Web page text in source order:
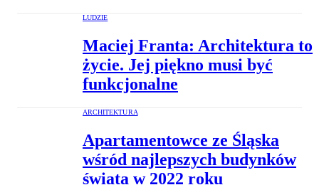
LUDZIE
Maciej Franta: Architektura to
życie. Jej piękno musi być
funkcjonalne
ARCHITEKTURA
Apartamentowce ze Śląska
wśród najlepszych budynków
świata w 2022 roku